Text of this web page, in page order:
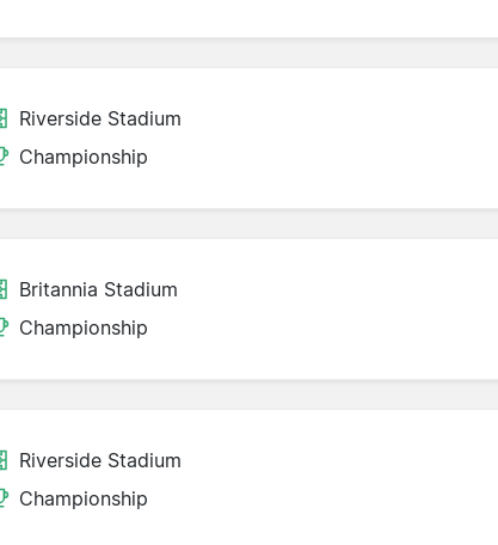
Riverside Stadium
Championship
Britannia Stadium
Championship
Riverside Stadium
Championship